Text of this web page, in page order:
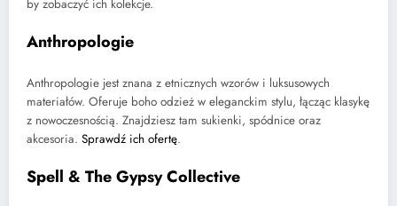
by zobaczyć ich kolekcje.
Anthropologie
Anthropologie jest znana z etnicznych wzorów i luksusowych
materiałów. Oferuje boho odzież w eleganckim stylu, łącząc klasykę
z nowoczesnością. Znajdziesz tam sukienki, spódnice oraz
akcesoria. Sprawdź ich ofertę.
Spell & The Gypsy Collective